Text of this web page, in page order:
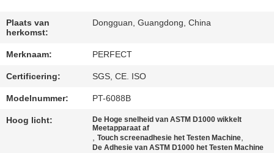
FABRIEKSREIS
KWALITEITSCONTROLE
VERZOEK
OM EEN
Plaats van
herkomst:
Dongguan, Guangdong, China
Merknaam: PERFECT
Certificering: SGS, CE. ISO
Modelnummer: PT-6088B
Hoog licht:
De Hoge snelheid van ASTM D1000 wikkelt
Meetapparaat af
,Touch screenadhesie het Testen Machine,
De Adhesie van ASTM D1000 het Testen Machine